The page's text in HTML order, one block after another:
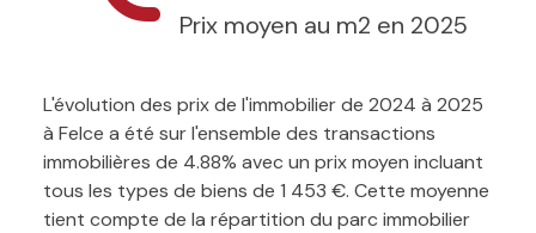
Prix moyen au m2 en 2025
L'évolution des prix de l'immobilier de 2024 à 2025
à Felce a été sur l'ensemble des transactions
immobilières de 4.88% avec un prix moyen incluant
tous les types de biens de 1 453 €. Cette moyenne
tient compte de la répartition du parc immobilier